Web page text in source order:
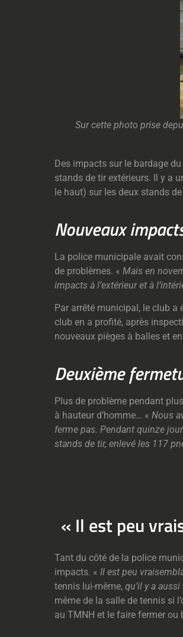
Sur cette photo prise
Des impacts sur le bardage
stands de tir extérieurs. Il y a
le haut) sur les deux stands
Nouveaux
La police municipale avait
de problèmes. « Mais en
impacts à l’extérieur et à
Par arrêté municipal, le club
club en a profité, après
nouveaux pièges à balles et
Deuxième
Plus de problème pendant
à hauteur d’homme… « Nous
ferme pas. Pendant quinze
stands de tir, enlevé les 117
« Il est peu
Tant du côté de la police
impacts. « Il est peu
tennis lui-même, qu’il y a
même de la salle de tennis si
au TMNH et le faire fermer ou